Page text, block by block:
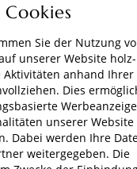
Sie der Nutzung
unserer Website holz-
anhand Ihrer
Dies
unserer Website
Dabei werden Ihre
weitergegeben. Die